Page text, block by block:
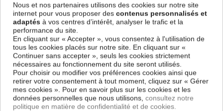
de l'environnement, vous pourrez suspendre le tableau immédiatement
sans avoir à l'encadrer.
Le Tableau Abstrait Beautiful Orchises
est résistant aux rayons UV,
inodore et 100 % sûr, parfait même pour la chambre à coucher et la
chambre des enfants.
Notre large choix de tableaux tendances et modernes constituent un
moyen simple et pas cher de donner une nouvelle touche à vos
intérieurs, il y en a pour tous les goût.
Descriptif technique
Nous et nos partenaires utilisons des cookies sur notre site
internet pour vous proposer des contenus personnalisés et
adaptés à vos centres d’intérêt, analyser le trafic et la
performance du site.
En cliquant sur « Accepter », vous consentez à l'utilisation de
tous les cookies placés sur notre site. En cliquant sur «
Continuer sans accepter », seuls les cookies strictement
nécessaires au fonctionnement du site seront utilisés.
Pour choisir ou modifier vos préférences cookies ainsi que
retirer votre consentement à tout moment, cliquez sur « Gérer
mes cookies ». Pour en savoir plus sur les cookies et les
données personnelles que nous utilisons, consultez notre
politique en matière de confidentialité et de cookies.